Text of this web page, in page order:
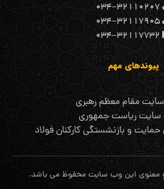
۰۳۴-۳۲۱۱۰۲۰۷
۰۳۴-۳۲۱۱۷۹۰۵
۰۳۴-۳۲۱۱۷۷۳۲
پیوندهای مهم
مقام معظم رهبری
ریاست جمهوری
و بازنشستگی کارکنان فولاد
معنوی این وب سایت محفوظ می باشد.